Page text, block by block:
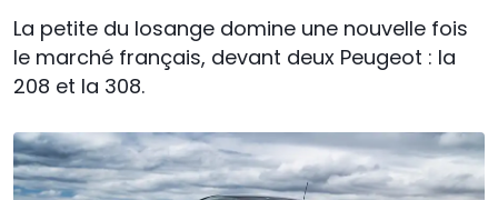
La petite du losange domine une nouvelle fois
le marché français, devant deux Peugeot : la
208 et la 308.